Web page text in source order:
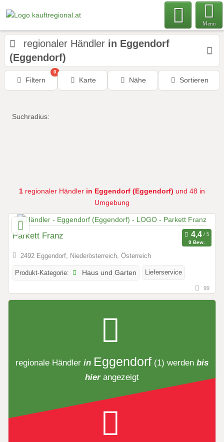
Menu
regionaler Händler in Eggendorf
(Eggendorf)
Filtern
0
Karte Nähe Sortieren
Suchradius:
1 regionaler Händler in Eggendorf (Eggendorf) und 48 in
Umgebung
Parkett Franz
9 Bew.
2492 Eggendorf, Niederösterreich, Österreich
Produkt-Kategorie: Haus und Garten Lieferservice
99
regionale Händler in Eggendorf (1) werden bis
hierangezeigt